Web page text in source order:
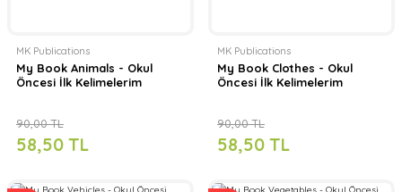
MK Publications
My Book Animals - Okul
Öncesi İlk Kelimelerim
58,50 TL
90,00 TL
MK Publications
My Book Clothes - Okul
Öncesi İlk Kelimelerim
58,50 TL
90,00 TL